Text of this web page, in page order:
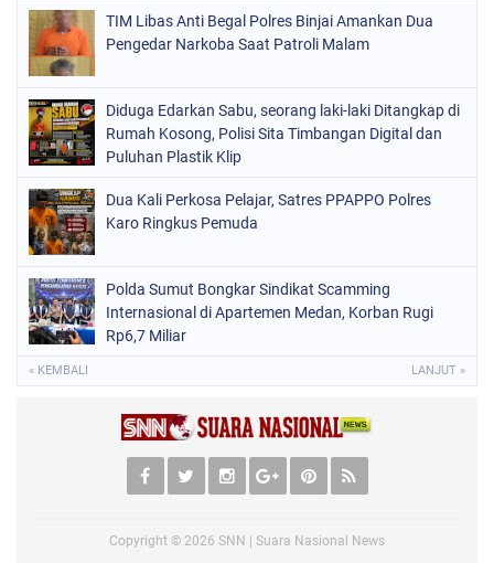
TIM Libas Anti Begal Polres Binjai Amankan Dua
Pengedar Narkoba Saat Patroli Malam
Diduga Edarkan Sabu, seorang laki-laki Ditangkap di
Rumah Kosong, Polisi Sita Timbangan Digital dan
Puluhan Plastik Klip
Dua Kali Perkosa Pelajar, Satres PPAPPO Polres
Karo Ringkus Pemuda
Polda Sumut Bongkar Sindikat Scamming
Internasional di Apartemen Medan, Korban Rugi
Rp6,7 Miliar
« KEMBALI LANJUT »
Copyright © 2026 SNN | Suara Nasional News